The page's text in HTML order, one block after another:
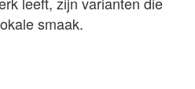
smaak.